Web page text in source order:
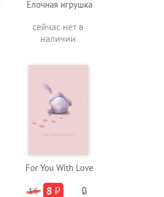
Елочная игрушка
сейчас нет в
наличии
For You With Love
16 8 ₽ 🔒